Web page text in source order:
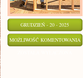
GRUDZIEŃ - 20 - 2025
MOŻLIWOŚĆ KOMENTOWANIA